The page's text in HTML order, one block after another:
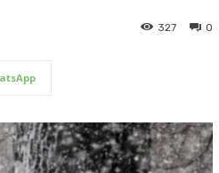
0
327